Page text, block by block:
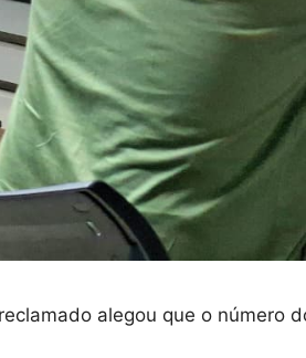
alegou que o número